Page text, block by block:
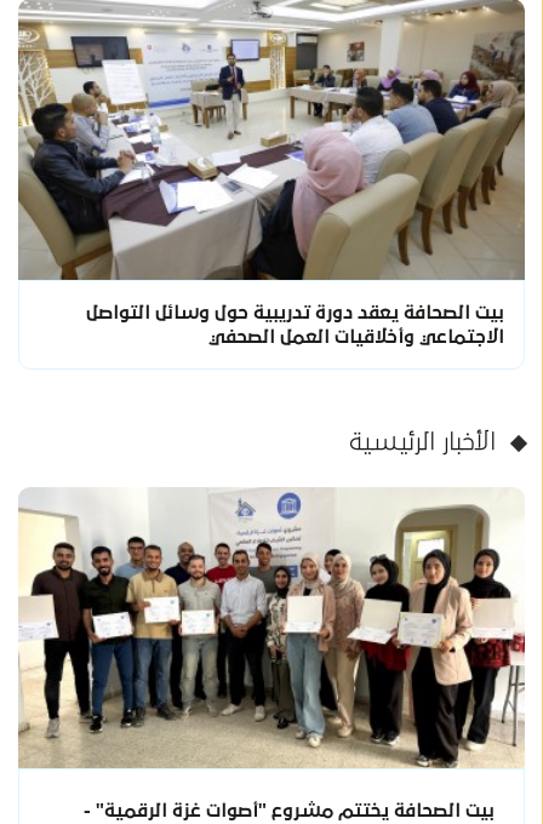
بيت الصحافة يعقد دورة تدريبية حول وسائل التواصل
الاجتماعي وأخلاقيات العمل الصحفي
الأخبار الرئيسية
بيت الصحافة يختتم مشروع "أصوات غزة الرقمية" -